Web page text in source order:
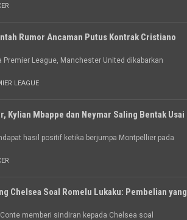
Rumor Ancaman Putus Kontrak Cristiano
Premier League, Manchester United dikabarkan
LEAGUE
Kylian Mbappe dan Neymar Saling Bentak Usai
hasil positif ketika berjumpa Montpellier pada
Chelsea Soal Romelu Lukaku: Pembelian yang
memberi sindiran kepada Chelsea soal